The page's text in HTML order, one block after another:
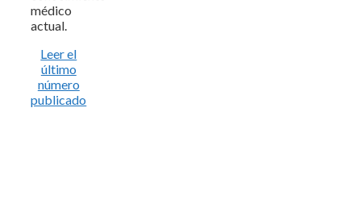
médico
actual.
Leer el
último
número
publicado